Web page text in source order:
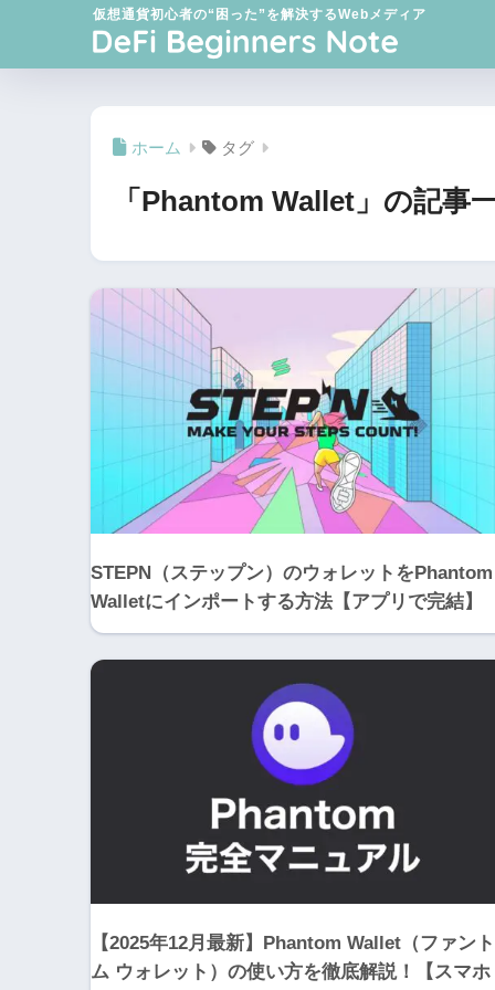
仮想通貨初心者の“困った”を解決するWebメディア
ホーム タグ
「Phantom Wallet」の記事
STEPN（ステップン）のウォレットをPhantom
Walletにインポートする方法【アプリで完結】
【2025年12月最新】Phantom Wallet（ファント
ム ウォレット）の使い方を徹底解説！【スマホ